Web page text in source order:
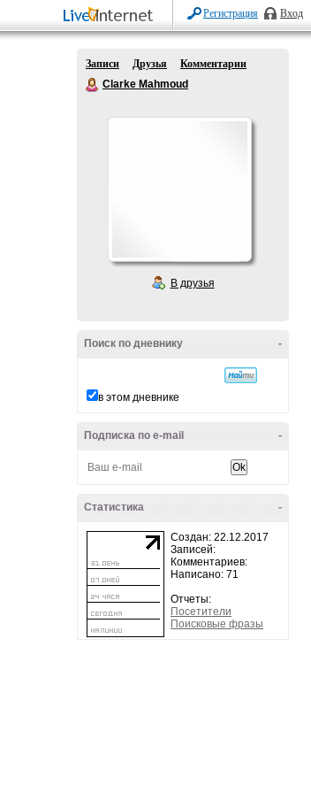
Регистрация Вход
Записи Друзья
Комментарии
Clarke Mahmoud
В друзья
-
Поиск по дневнику
в этом дневнике
-
Подписка по e-mail
-
Статистика
Создан: 22.12.2017
Записей:
Комментариев:
Написано: 71
Отчеты:
Посетители
Поисковые фразы